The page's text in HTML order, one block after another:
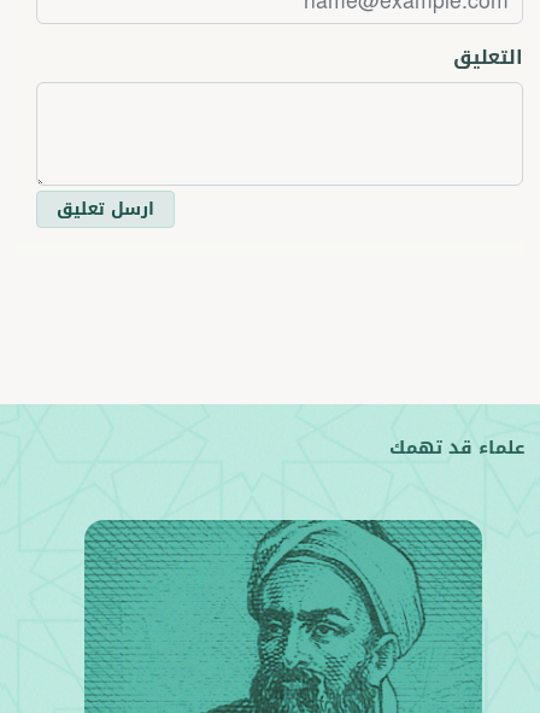
التعليق
ارسل تعليق
علماء قد تهمك